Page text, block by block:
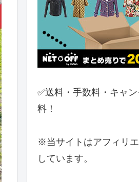
✅送料・手数料・キャ
料！
※当サイトはアフィリ
しています。